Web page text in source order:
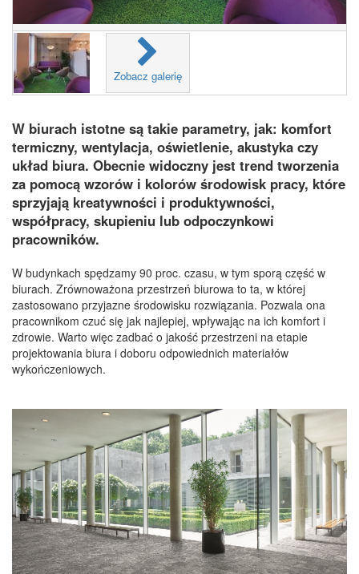
Zobacz galerię
W biurach istotne są takie parametry, jak: komfort
termiczny, wentylacja, oświetlenie, akustyka czy
układ biura. Obecnie widoczny jest trend tworzenia
za pomocą wzorów i kolorów środowisk pracy, które
sprzyjają kreatywności i produktywności,
współpracy, skupieniu lub odpoczynkowi
pracowników.
W budynkach spędzamy 90 proc. czasu, w tym sporą część w
biurach. Zrównoważona przestrzeń biurowa to ta, w której
zastosowano przyjazne środowisku rozwiązania. Pozwala ona
pracownikom czuć się jak najlepiej, wpływając na ich komfort i
zdrowie. Warto więc zadbać o jakość przestrzeni na etapie
projektowania biura i doboru odpowiednich materiałów
wykończeniowych.